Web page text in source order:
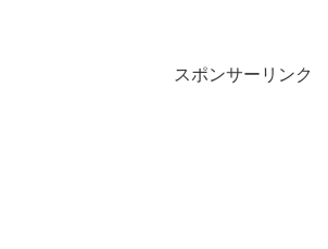
スポンサーリンク